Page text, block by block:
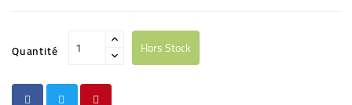
Quantité Hors Stock